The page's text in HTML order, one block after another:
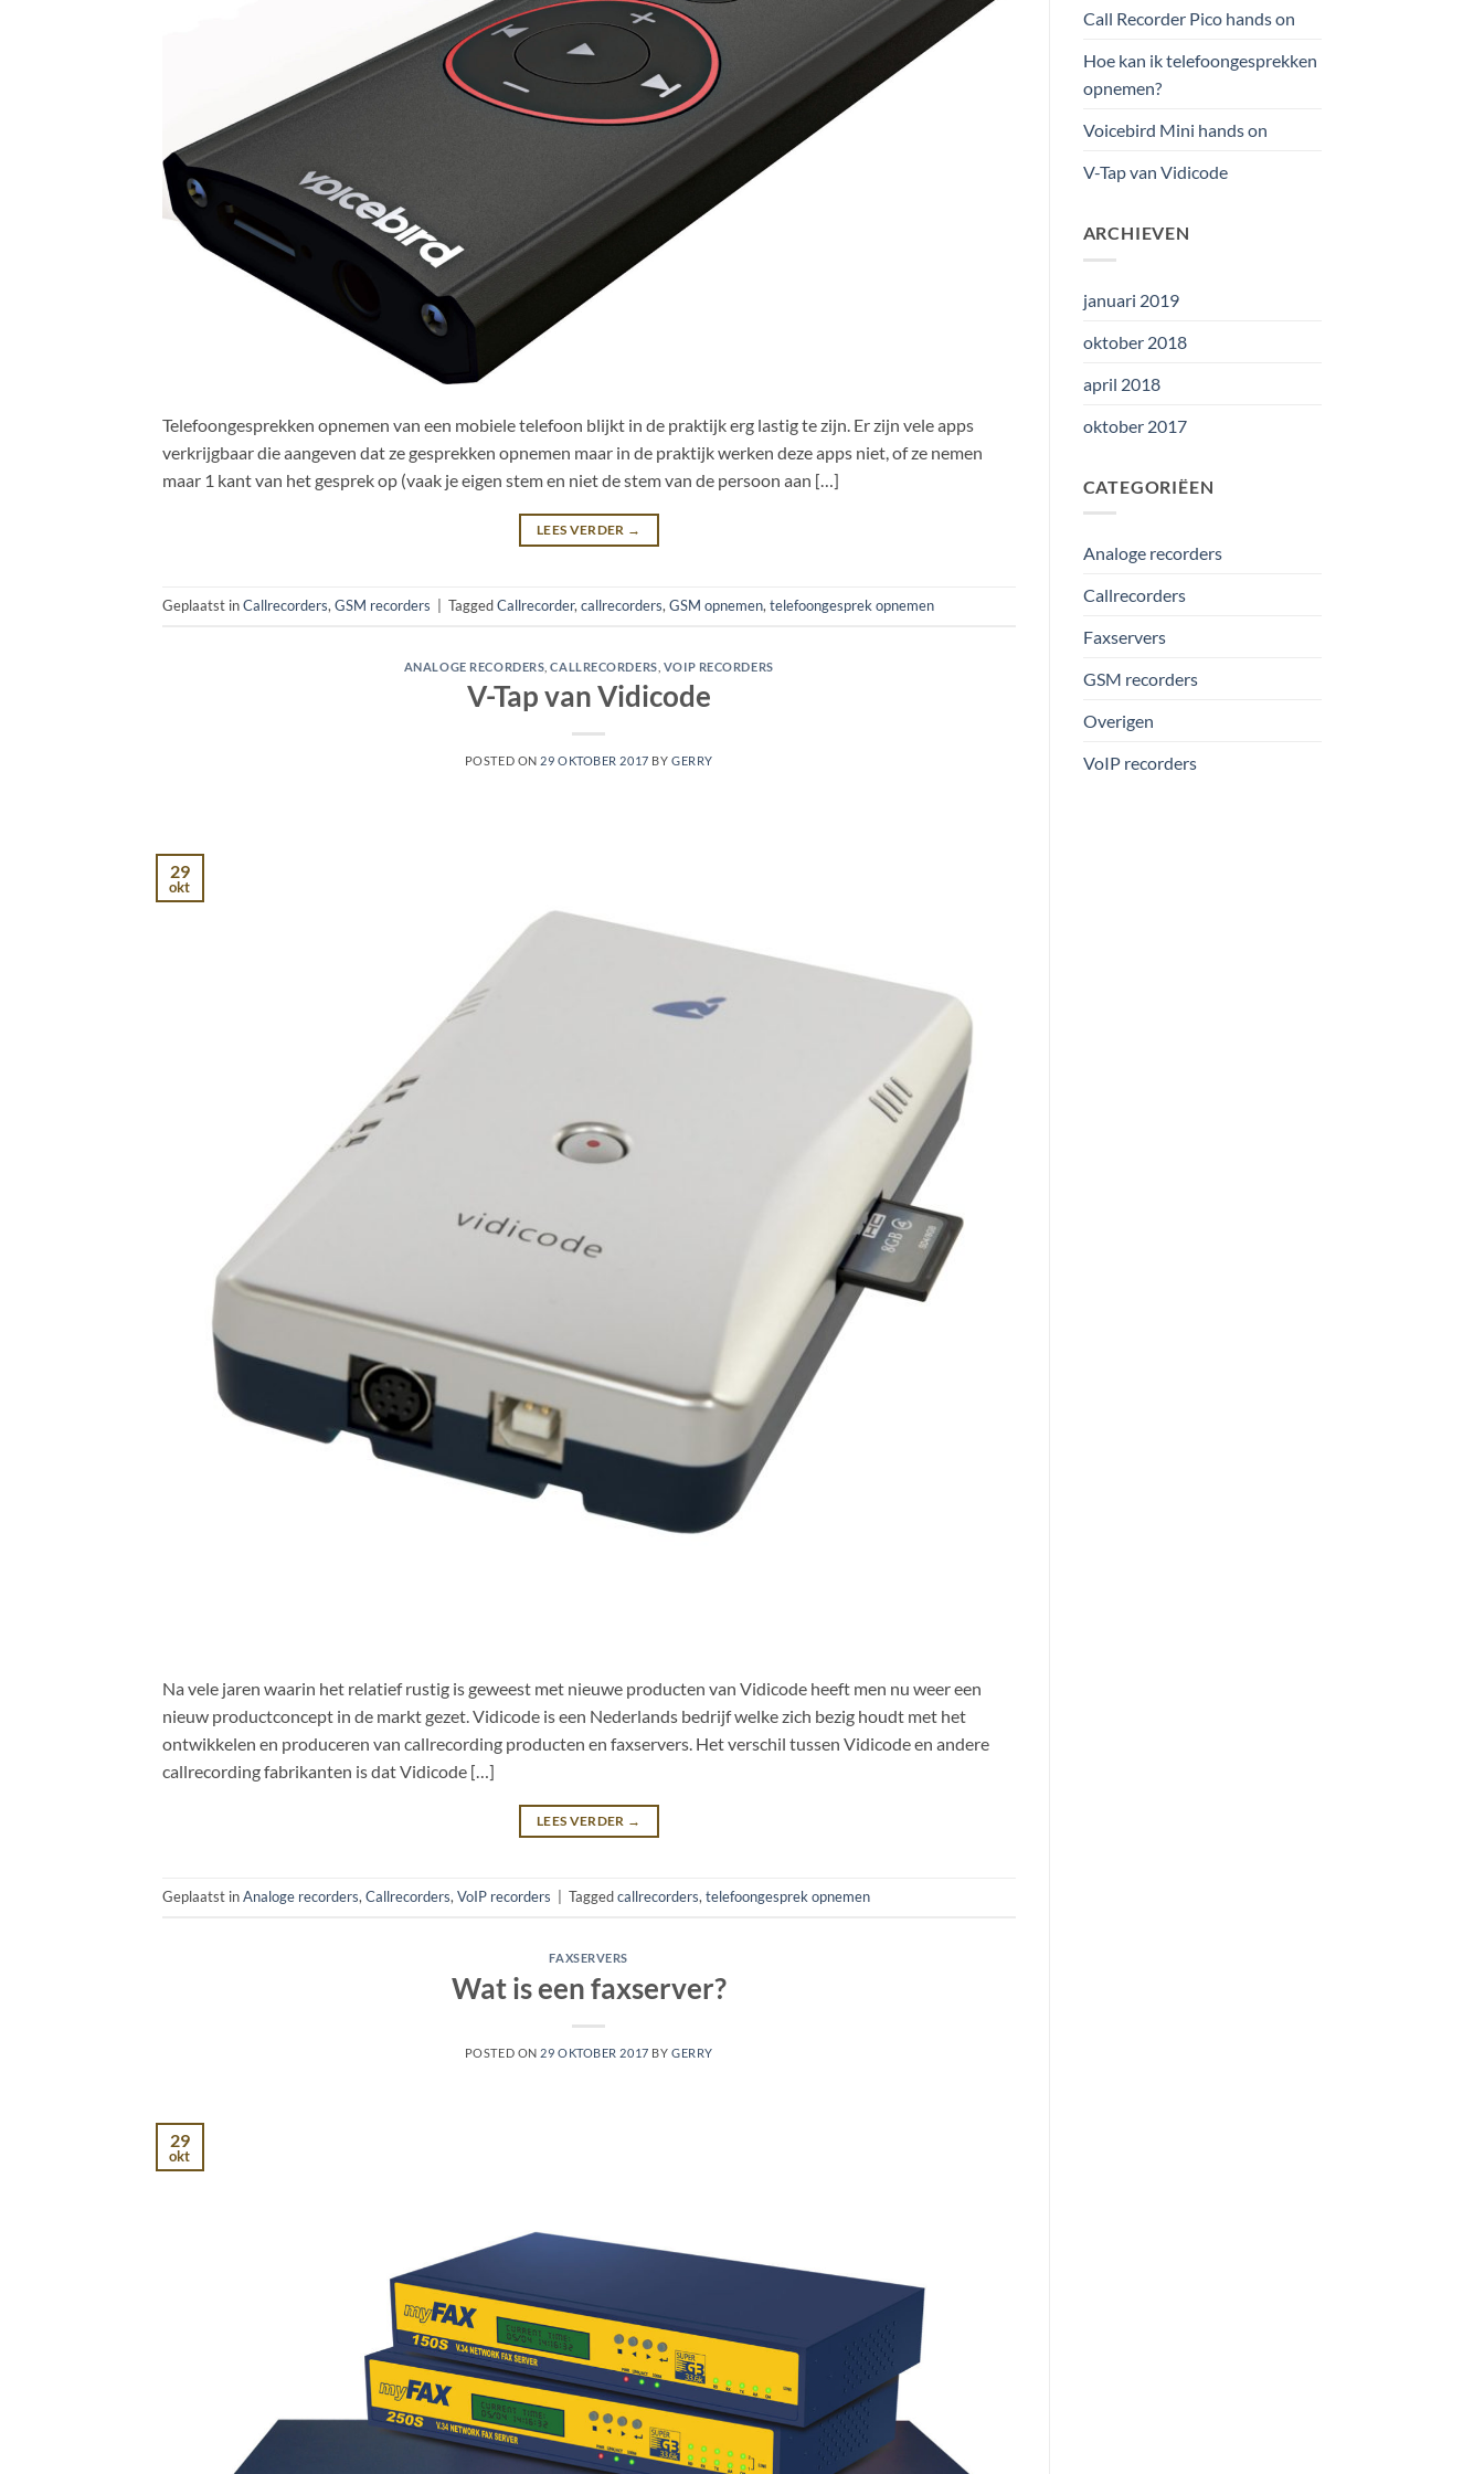
Telefoongesprekken opnemen van een mobiele telefoon blijkt in de praktijk erg lastig te zijn. Er zijn vele apps
verkrijgbaar die aangeven dat ze gesprekken opnemen maar in de praktijk werken deze apps niet, of ze nemen
maar 1 kant van het gesprek op (vaak je eigen stem en niet de stem van de persoon aan […]
LEES VERDER →
Geplaatst inCallrecorders, GSM recorders TaggedCallrecorder, callrecorders, GSM opnemen, telefoongesprek opnemen
ANALOGE RECORDERS ,CALLRECORDERS VOIP RECORDERS
V-Tap van Vidicode
POSTED ON 29 OKTOBER 2017 BY GERRY
29
okt
Na vele jaren waarin het relatief rustig is geweest met nieuwe producten van Vidicode heeft men nu weer een
nieuw productconcept in de markt gezet. Vidicode is een Nederlands bedrijf welke zich bezig houdt met het
ontwikkelen en produceren van callrecording producten en faxservers. Het verschil tussen Vidicode en andere
callrecording fabrikanten is dat Vidicode […]
LEES VERDER →
Geplaatst inAnaloge recorders,Callrecorders,VoIP recorders Taggedcallrecorders,telefoongesprek opnemen
FAXSERVERS
Wat is een faxserver?
POSTED ON 29 OKTOBER 2017 BY GERRY
29
okt
Call Recorder Pico hands on
Hoe kan ik telefoongesprekken
opnemen?
Voicebird Mini hands on
V-Tap van Vidicode
ARCHIEVEN
januari 2019
oktober 2018
april 2018
oktober 2017
CATEGORIËEN
Analoge recorders
Callrecorders
Faxservers
GSM recorders
Overigen
VoIP recorders